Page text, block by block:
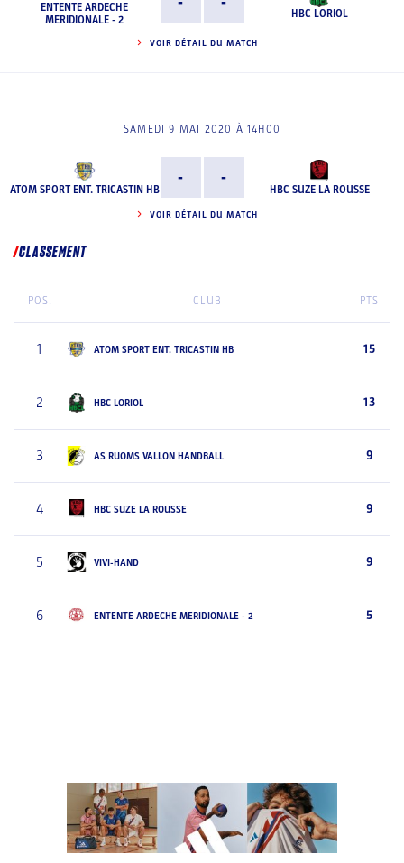
ENTENTE ARDECHE
MERIDIONALE - 2
HBC LORIOL
VOIR DÉTAIL DU MATCH
SAMEDI 9 MAI 2020 À 14H00
ATOM SPORT ENT. TRICASTIN HB
- -
HBC SUZE LA ROUSSE
VOIR DÉTAIL DU MATCH
CLASSEMENT
POS. CLUB PTS
1 ATOM SPORT ENT. TRICASTIN HB 15
2 HBC LORIOL 13
3 AS RUOMS VALLON HANDBALL 9
4 HBC SUZE LA ROUSSE 9
5 VIVI-HAND 9
6 ENTENTE ARDECHE MERIDIONALE - 2 5